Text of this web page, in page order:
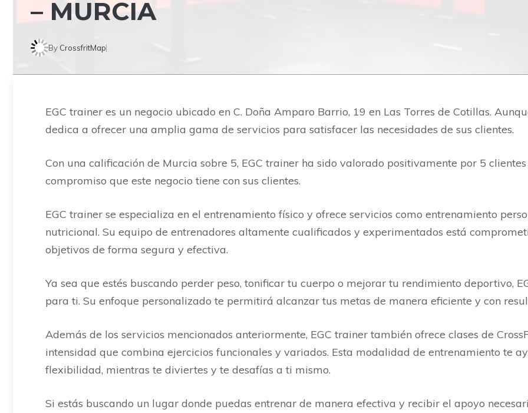
– MURCIA
By CrossfritMap
EGC trainer es un negocio ubicado en C. Doña Amparo Barrio, 19 en Las Torres de Cotillas.
dedica a ofrecer una amplia gama de servicios para satisfacer las necesidades de sus clientes.
Con una calificación de Murcia sobre 5, EGC trainer ha sido valorado positivamente por 5
compromiso que este negocio tiene con sus clientes.
EGC trainer se especializa en el entrenamiento físico y ofrece servicios como entrenamiento
nutricional. Su equipo de entrenadores altamente cualificados y experimentados está
objetivos de forma segura y efectiva.
Ya sea que estés buscando perder peso, tonificar tu cuerpo o mejorar tu rendimiento deportivo,
para ti. Su enfoque personalizado te permitirá alcanzar tus metas de manera eficiente y con
Además de los servicios mencionados anteriormente, EGC trainer también ofrece clases de
intensidad que combina ejercicios funcionales y variados. Esta modalidad de entrenamiento te
flexibilidad, mientras te diviertes y te desafías a ti mismo.
Si estás buscando un lugar donde puedas entrenar de manera efectiva y recibir el apoyo